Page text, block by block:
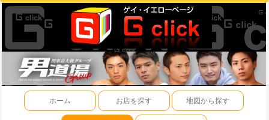
ホーム お店を探す 地図から探す